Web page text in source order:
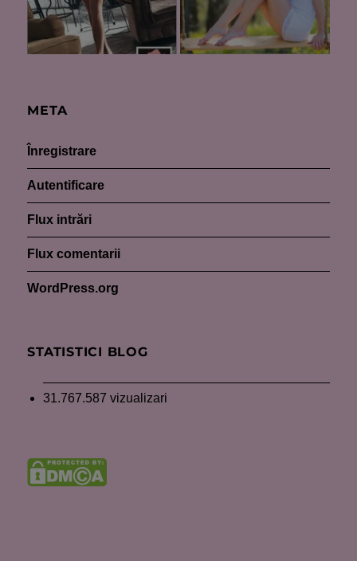
META
Înregistrare
Autentificare
Flux intrări
Flux comentarii
WordPress.org
STATISTICI BLOG
31.767.587 vizualizari